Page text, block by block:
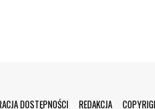
DOSTĘPNOŚCI REDAKCJA